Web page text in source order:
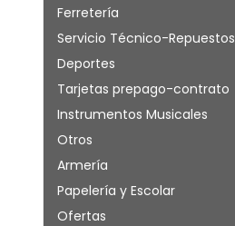
Ferretería
Servicio Técnico-Repuestos
Deportes
Tarjetas prepago-contrato
Instrumentos Musicales
Otros
Armería
Papelería y Escolar
Ofertas